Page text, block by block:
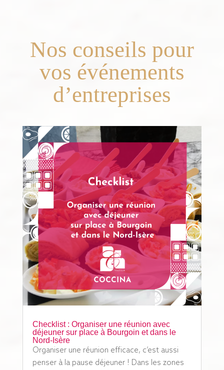
Nos conseils pour
vos événements
d’entreprises
Checklist : Organiser une réunion avec
déjeuner sur place à Bourgoin et dans le
Nord-Isère
Organiser une réunion efficace, c’est aussi
penser à la pause déjeuner ! Dans les zones